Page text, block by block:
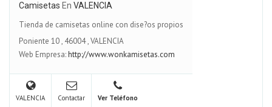
Camisetas En VALENCIA
Tienda de camisetas online con dise?os propios
Poniente 10, 46004,VALENCIA
Web Empresa:http://www.wonkamisetas.com
VALENCIA Contactar Ver Teléfono